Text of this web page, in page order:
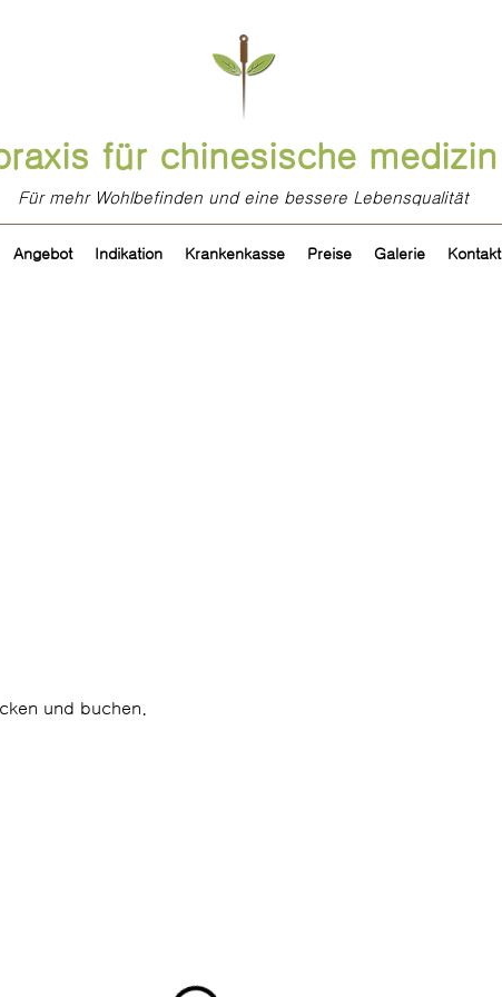
für chinesische medizin
Für mehr Wohlbefinden und eine bessere Lebensqualität
Angebot Indikation Krankenkasse Preise Galerie Kontakt
und buchen.